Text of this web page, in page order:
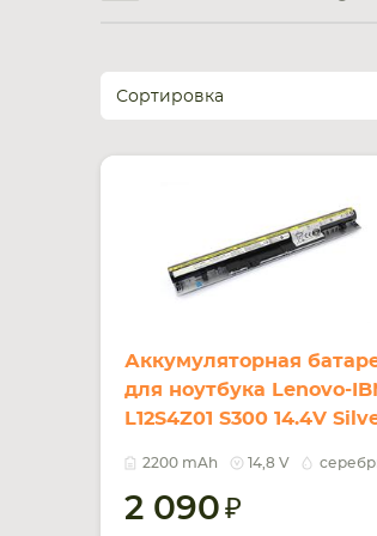
Сортировка
Аккумуляторная
для ноутбука Lenovo-
L12S4Z01 S300 14.4V
2200 mAh 14,8 V
2 090